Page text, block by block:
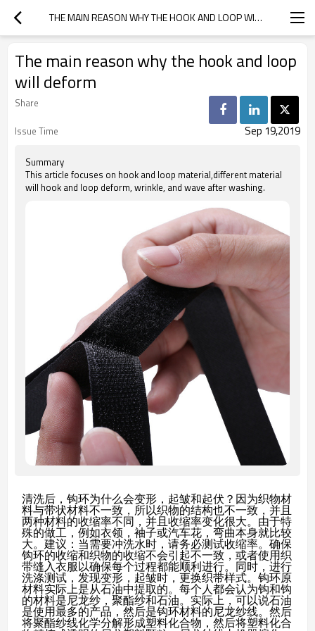
THE MAIN REASON WHY THE HOOK AND LOOP WILL DEFORM
The main reason why the hook and loop
will deform
Share
Issue Time
Sep 19,2019
Summary
This article focuses on hook and loop material,different material
will hook and loop deform, wrinkle, and wave after washing.
清洗后，钩环为什么会变形，起皱和起伏？ 因为织物材
料与带状材料不一致，所以织物的结构也不一致，并且
两种材料的收缩率不同，并且收缩率变化很大。由于特
殊的做工，例如衣领，袖子或汽车花，弯曲本身就比较
大。建议：当需要冲洗水时，请务必测试收缩率。确保
钩环的收缩和织物的收缩不会引起不一致，或者使用织
带缝入衣服以确保每个过程都能顺利进行。 同时，进行
洗涤测试，发现变形，起皱时，更换织带样式。钩环原
材料实际上是从石油中提取的。 每个人都会认为钩和钩
的材料是尼龙纱，聚酯纱和石油。 实际上，可以说石油
是使用最多的产品，然后是钩环材料的尼龙纱线。然后
将聚酯纱线化学分解形成塑料化合物，然后将塑料化合